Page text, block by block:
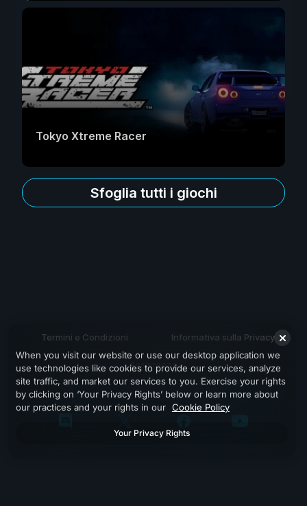
Tokyo Xtreme Racer
Sfoglia tutti i giochi
Termini e Condizioni Informativa sulla Privacy
Assistenza
When you visit our website or use our desktop application we
use technologies like cookies to provide our services, analyze
site traffic, and market our services to you. Exercise your rights
by clicking on ‘Your Privacy Rights’ below or learn more about
our practices and your rights in our Cookie Policy
Your Privacy Rights